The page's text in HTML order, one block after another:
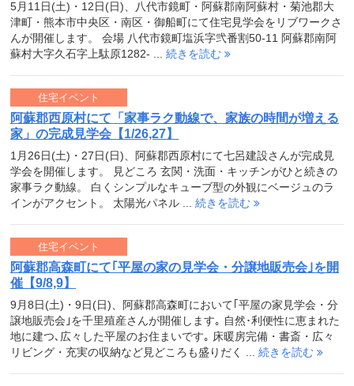
5月11日(土)・12日(日)、八代市鏡町・阿蘇郡南阿蘇村・菊池郡大
津町・熊本市中央区・南区・御船町にて住宅見学会をリブワークさ
んが開催します。 会場 八代市鏡町塩浜字弐番割50-11 阿蘇郡南阿
蘇村大字久石字上駄原1282- ... 続きを読む
阿蘇郡西原村にて「家事ラク動線で、家族の時間が増える
家」の完成見学会【1/26,27】
1月26日(土)・27日(日)、阿蘇郡西原村にて七呂建設さんが完成見
学会を開催します。 見どころ 玄関・洗面・キッチンがひと続きの
家事ラク動線。 白くシンプルなキューブ型の外観にベージュのラ
インがアクセント。 太陽光パネル ... 続きを読む
住宅イベント
阿蘇郡高森町にて｢平屋の家の見学会・分譲地販売会｣を開
催【9/8,9】
9月8日(土)・9日(日)、阿蘇郡高森町において｢平屋の家見学会・分
譲地販売会｣を千里殖産さんが開催します｡ 自然･利便性に恵まれた
地に建つ､広々した平屋のお住まいです｡ 床暖房完備・書斎・広々
リビング・充実の収納など見どころも盛りだく ... 続きを読む
住宅イベント